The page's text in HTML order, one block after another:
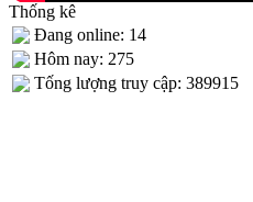
Thống kê
Đang online: 14
Hôm nay: 275
Tống lượng truy cập: 389915